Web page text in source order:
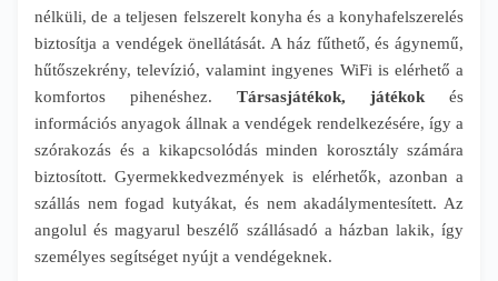
nélküli, de a teljesen felszerelt konyha és a konyhafelszerelés
biztosítja a vendégek önellátását. A ház fűthető, és ágynemű,
hűtőszekrény, televízió, valamint ingyenes WiFi is elérhető a
komfortos pihenéshez. Társasjátékok, játékok és
információs anyagok állnak a vendégek rendelkezésére, így a
szórakozás és a kikapcsolódás minden korosztály számára
biztosított. Gyermekkedvezmények is elérhetők, azonban a
szállás nem fogad kutyákat, és nem akadálymentesített. Az
angolul és magyarul beszélő szállásadó a házban lakik, így
személyes segítséget nyújt a vendégeknek.